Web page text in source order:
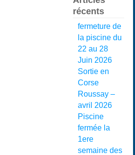
récents
fermeture de
la piscine du
22 au 28
Juin 2026
Sortie en
Corse
Roussay –
avril 2026
Piscine
fermée la
1ere
semaine des